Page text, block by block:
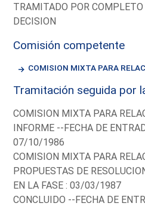
TRAMITADO POR COMPLETO
DECISION
Comisión competente
COMISION MIXTA PARA
Tramitación seguida por
COMISION MIXTA PARA
INFORME --FECHA DE
07/10/1986
COMISION MIXTA PARA
PROPUESTAS DE
EN LA FASE : 03/03/1987
CONCLUIDO --FECHA DE